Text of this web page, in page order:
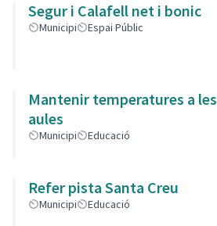
aceras. Es responsabili
Segur i Calafell net i bonic
Municipi Espai Públic
Mantenir temperatures a les
aules
Municipi Educació
Refer pista Santa Creu
Municipi Educació